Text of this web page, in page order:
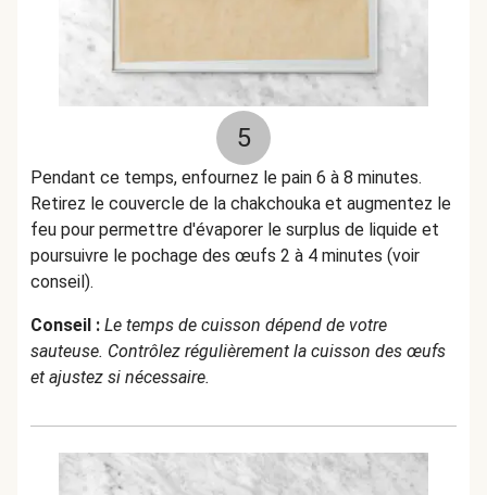
5
Pendant ce temps, enfournez le pain 6 à 8 minutes.
Retirez le couvercle de la chakchouka et augmentez le
feu pour permettre d'évaporer le surplus de liquide et
poursuivre le pochage des œufs 2 à 4 minutes (voir
conseil).
Conseil : Le temps de cuisson dépend de votre
sauteuse. Contrôlez régulièrement la cuisson des œufs
et ajustez si nécessaire.